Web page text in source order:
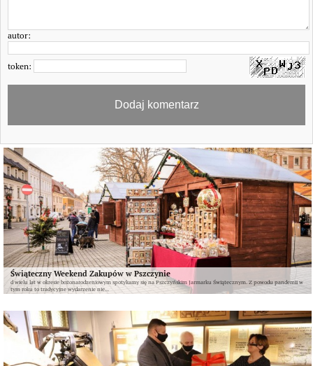
autor:
token:
Świąteczny Weekend Zakupów w Pszczynie
d wielu lat w okresie bożonarodzeniowym spotykamy się na Pszczyńskim Jarmarku Świątecznym. Z powodu pandemii w
tym roku to tradycyjne wydarzenie nie...